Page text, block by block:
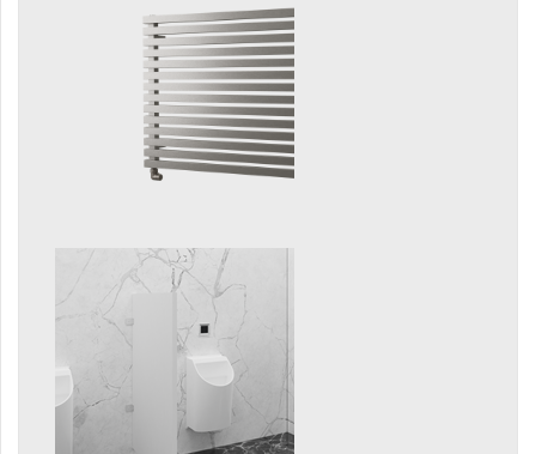
Coron Double Horizontal
Echo
Echo Inox
Falco
Finix